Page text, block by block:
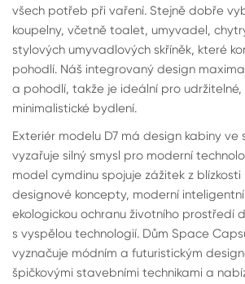
všech potřeb při vaření. Stejně dobře
koupelny, včetně toalet, umyvadel,
stylových umyvadlových skříněk, které
pohodlí. Náš integrovaný design
a pohodlí, takže je ideální pro udržitelné,
minimalistické bydlení.
Exteriér modelu D7 má design kabiny ve
vyzařuje silný smysl pro moderní
model cymdinu spojuje zážitek z
designové koncepty, moderní
ekologickou ochranu životního prostředí
s vyspělou technologií. Dům Space
vyznačuje módním a futuristickým
špičkovými stavebními technikami a